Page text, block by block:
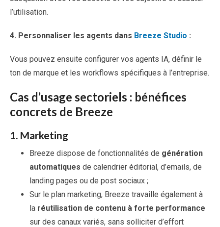
l’utilisation.
4. Personnaliser les agents dans Breeze Studio :
Vous pouvez ensuite configurer vos agents IA, définir le
ton de marque et les workflows spécifiques à l’entreprise.
Cas d’usage sectoriels : bénéfices
concrets de Breeze
1. Marketing
Breeze dispose de fonctionnalités de génération
automatiques de calendrier éditorial, d’emails, de
landing pages ou de post sociaux ;
Sur le plan marketing, Breeze travaille également à
la réutilisation de contenu à forte performance
sur des canaux variés, sans solliciter d’effort